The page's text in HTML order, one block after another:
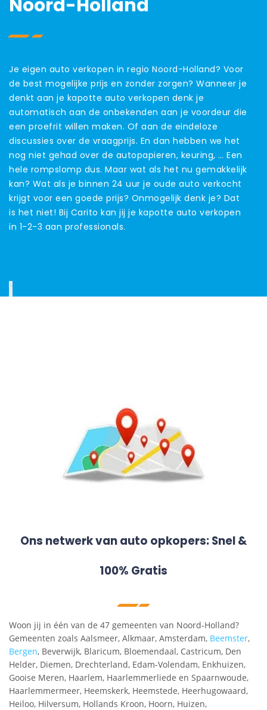
Noord-Holland
Je eigen auto verkopen in regio Noord-Holland? Voor
de best mogelijke prijs en zonder zorgen? Wanneer je
denkt aan je kapotte auto verkopen denk je
automatisch aan de onbekenden aan je voordeur die
een proefrit willen maken. Of aan de eindeloze
discussies over de vraagprijs. En dan hebben we het
nog niet gehad over de autopapieren, keuring, … Een
hele rompslomp dus. Maar wat als het nu gemakkelijk
kan? Wat als je binnen 24 uur je oude auto verkocht
krijgt voor een goede prijs? Onmogelijk denk je? Dat
is het niet! Bij Carito kan jij je kapotte auto verkopen
in 1-2-3 aan professionals.
Ons netwerk van auto opkopers: Snel &
100% Gratis
Woon jij in één van de 47 gemeenten van Noord-Holland?
Gemeenten zoals Aalsmeer, Alkmaar, Amsterdam, Beemster,
Bergen, Beverwijk, Blaricum, Bloemendaal, Castricum, Den
Helder, Diemen, Drechterland, Edam-Volendam, Enkhuizen,
Gooise Meren, Haarlem, Haarlemmerliede en Spaarnwoude,
Haarlemmermeer, Heemskerk, Heemstede, Heerhugowaard,
Heiloo, Hilversum, Hollands Kroon, Hoorn, Huizen,